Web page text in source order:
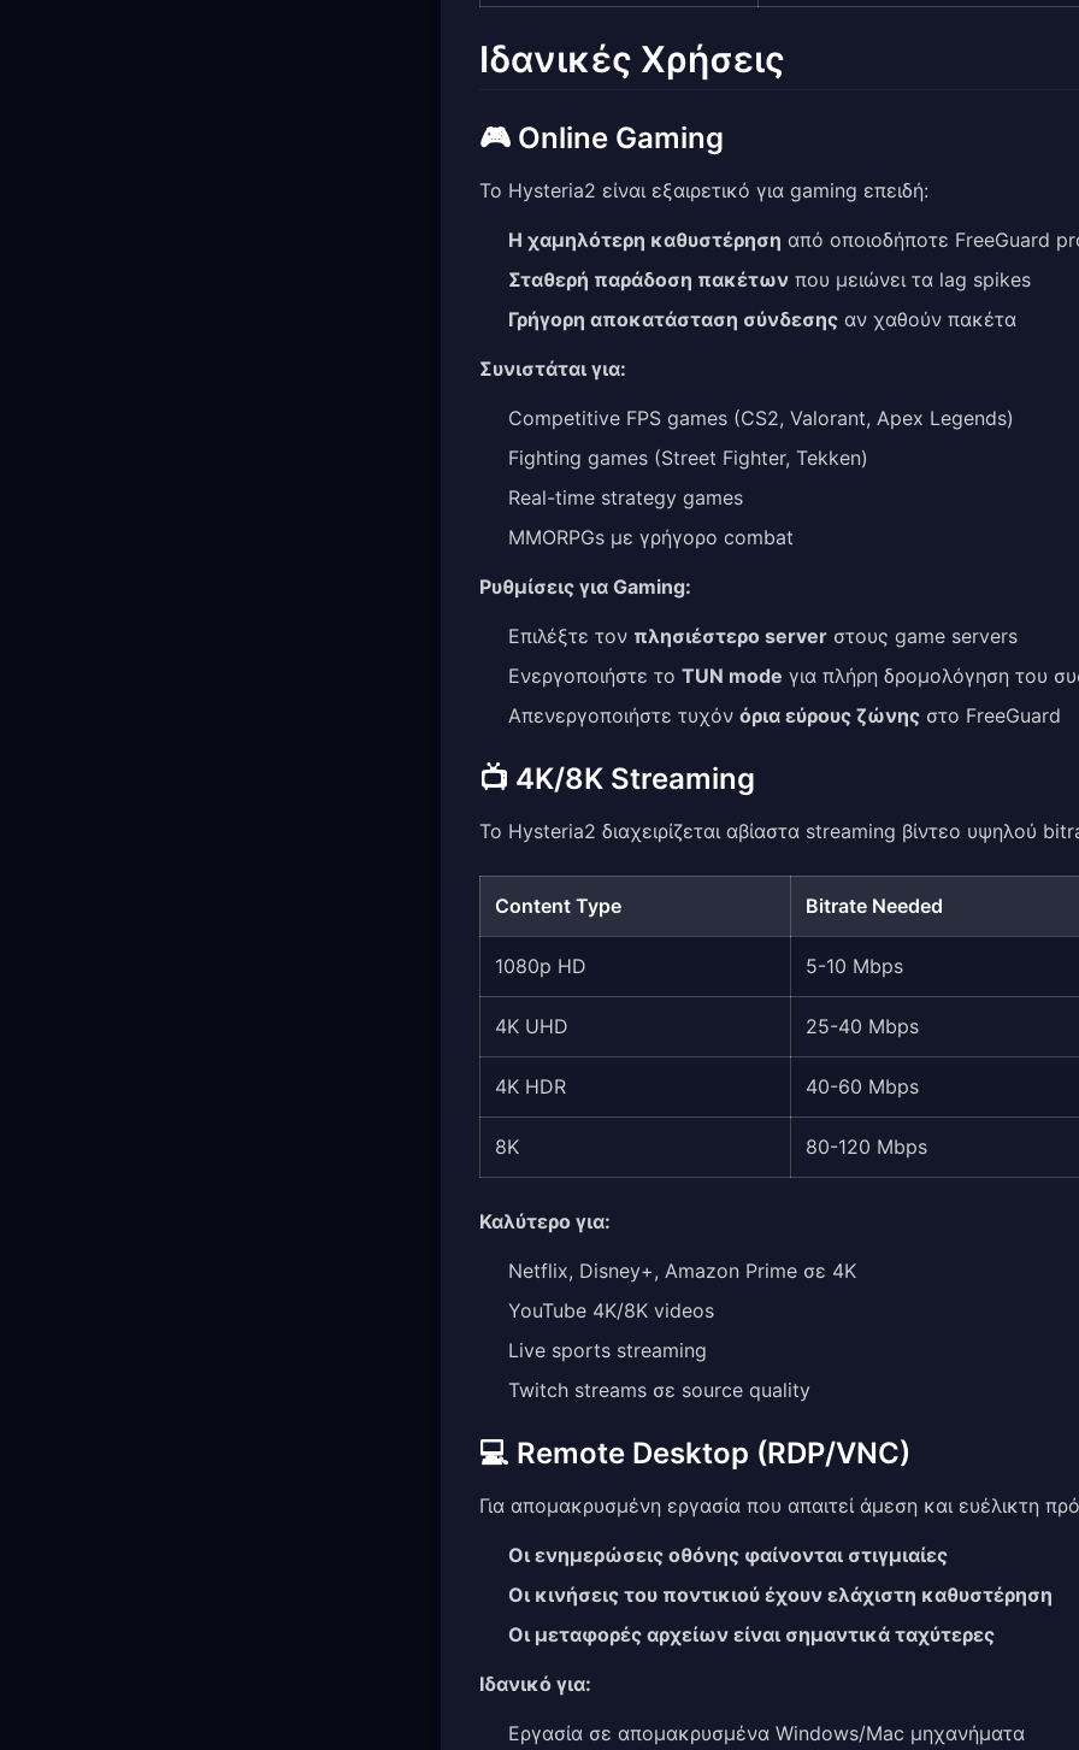
Ιδανικές Χρήσεις
🎮 Online Gaming
Το Hysteria2 είναι εξαιρετικό για gaming επειδή:
Η χαμηλότερη καθυστέρηση από οποιοδήποτε FreeGuard
Σταθερή παράδοση πακέτων που μειώνει τα lag spikes
Γρήγορη αποκατάσταση σύνδεσης αν χαθούν πακέτα
Συνιστάται για:
Competitive FPS games (CS2, Valorant, Apex Legends)
Fighting games (Street Fighter, Tekken)
Real-time strategy games
MMORPGs με γρήγορο combat
Ρυθμίσεις για Gaming:
Επιλέξτε τον πλησιέστερο server στους game servers
Ενεργοποιήστε το TUN mode για πλήρη δρομολόγηση του
Απενεργοποιήστε τυχόν όρια εύρους ζώνης στο FreeGuard
📺 4K/8K Streaming
Το Hysteria2 διαχειρίζεται αβίαστα streaming βίντεο υψηλού
Content Type Bitrate Needed
1080p HD 5-10 Mbps
4K UHD 25-40 Mbps
4K HDR 40-60 Mbps
8K 80-120 Mbps
Καλύτερο για:
Netflix, Disney+, Amazon Prime σε 4K
YouTube 4K/8K videos
Live sports streaming
Twitch streams σε source quality
💻 Remote Desktop (RDP/VNC)
Για απομακρυσμένη εργασία που απαιτεί άμεση και ευέλικτη
Οι ενημερώσεις οθόνης φαίνονται στιγμιαίες
Οι κινήσεις του ποντικιού έχουν ελάχιστη καθυστέρηση
Οι μεταφορές αρχείων είναι σημαντικά ταχύτερες
Ιδανικό για:
Εργασία σε απομακρυσμένα Windows/Mac μηχανήματα